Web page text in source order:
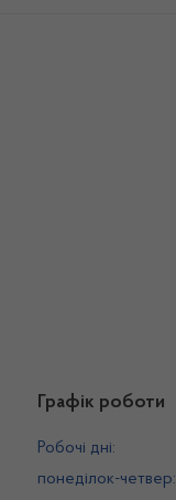
Графік роботи
Робочі дні:
понеділок-